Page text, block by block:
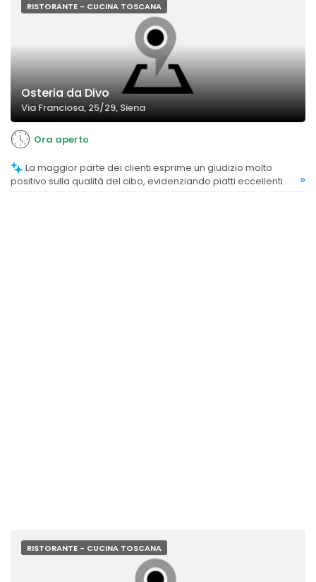
RISTORANTE - CUCINA TOSCANA
Osteria da Divo
Via Franciosa, 25/29, Siena
Ora aperto
positivo sulla qualità del cibo, evidenziando piatti eccellenti
»
RISTORANTE - CUCINA TOSCANA